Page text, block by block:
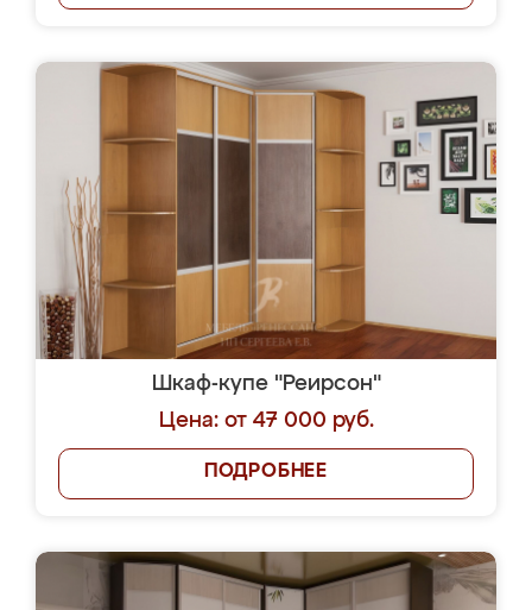
Шкаф-купе "Реирсон"
Цена: от 47 000 руб.
ПОДРОБНЕЕ